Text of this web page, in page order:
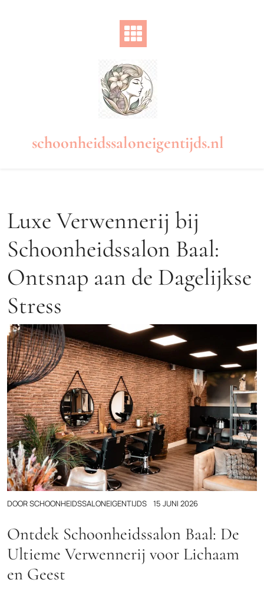
schoonheidssaloneigentijds.nl
Luxe Verwennerij bij
Schoonheidssalon Baal:
Ontsnap aan de Dagelijkse
Stress
DOORSCHOONHEIDSSALONEIGENTIJDS 15 JUNI 2026
Ontdek Schoonheidssalon Baal: De
Ultieme Verwennerij voor Lichaam
en Geest